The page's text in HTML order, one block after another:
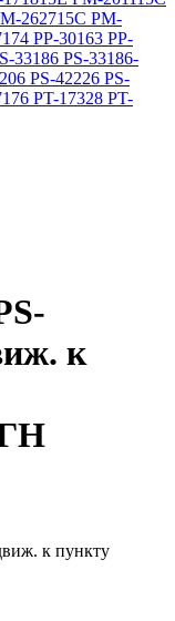
262715C PM-
PP-30163 PP-
33186 PS-33186-
PS-42226 PS-
PT-17328 PT-
к
к пункту